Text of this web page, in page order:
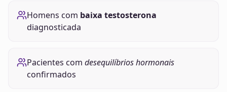
Homens com baixa testosterona
diagnosticada
Pacientes com desequilíbrios hormonais
confirmados